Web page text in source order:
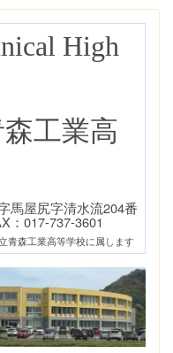
High
工業高
馬屋尻字清水流204番
017-737-3601
青森工業高等学校に属します